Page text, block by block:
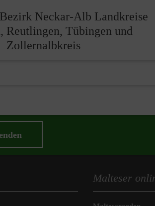
Neckar-Alb Landkreise
Reutlingen, Tübingen und
Zollernalbkreis
Malteser